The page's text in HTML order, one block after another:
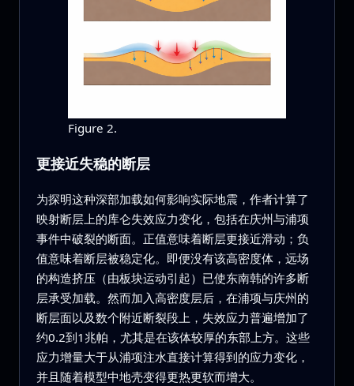
Figure 2.
更接近失稳的断层
为探明这种深部加载如何影响实际地震，作者计算了
映射断层上的库仑失效应力变化，包括在庆州与浦项
事件中破裂的断面。正值意味着断层更接近滑动；负
值意味着断层被稳定化。即便没有该高密度体，远场
的构造挤压（由板块运动引起）已使东南韩的许多断
层承受加载。然而加入高密度层后，在浦项与庆州的
断层面以及数个附近断裂段上，失效应力普遍增加了
约0.2到1兆帕，尤其是在该体较厚的东部上方。这些
应力增量大于从浦项注水直接计算得到的应力变化，
并且随着模型中地壳变得更热更软而增大。